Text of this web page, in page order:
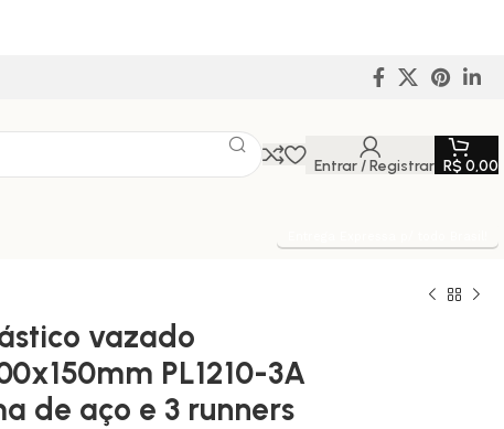
Entrar / Registrar R$ 0,00
vazado
PL1210-3A
de aço e 3 runners